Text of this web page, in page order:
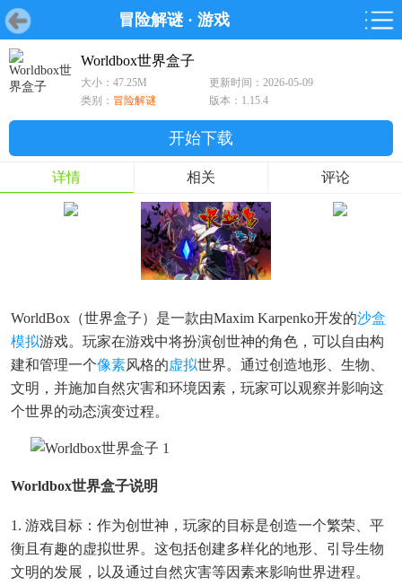
冒险解谜· 游戏
首页 游戏 软件
首页 软件 鸿蒙
游戏
鸿蒙
软件
专题
Worldbox世界盒子
大小：47.25M
更新时间：2026-05-09
类别： 冒险解谜 版本：1.15.4
开始下载
详情 相关 评论
WorldBox（世界盒子）是一款由Maxim Karpenko开发的沙盒
模拟游戏。玩家在游戏中将扮演创世神的角色，可以自由构
建和管理一个像素风格的虚拟世界。通过创造地形、生物、
文明，并施加自然灾害和环境因素，玩家可以观察并影响这
个世界的动态演变过程。
Worldbox世界盒子说明
1. 游戏目标：作为创世神，玩家的目标是创造一个繁荣、平
衡且有趣的虚拟世界。这包括创建多样化的地形、引导生物
文明的发展，以及通过自然灾害等因素来影响世界进程。